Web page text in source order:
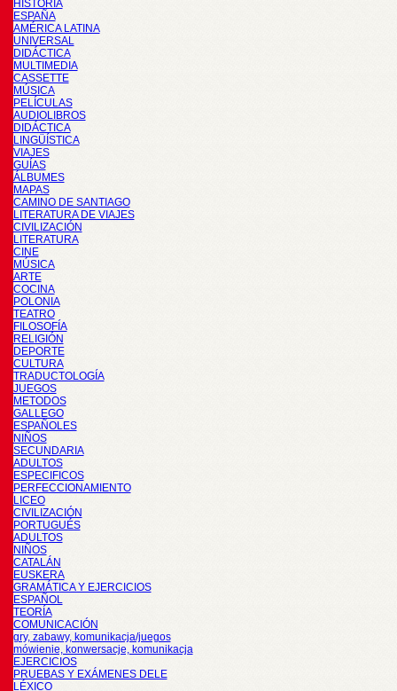
HISTORIA
ESPAÑA
AMÉRICA LATINA
UNIVERSAL
DIDÁCTICA
MULTIMEDIA
CASSETTE
MÚSICA
PELÍCULAS
AUDIOLIBROS
DIDÁCTICA
LINGÜÍSTICA
VIAJES
GUÍAS
ÁLBUMES
MAPAS
CAMINO DE SANTIAGO
LITERATURA DE VIAJES
CIVILIZACIÓN
LITERATURA
CINE
MÚSICA
ARTE
COCINA
POLONIA
TEATRO
FILOSOFÍA
RELIGIÓN
DEPORTE
CULTURA
TRADUCTOLOGÍA
JUEGOS
METODOS
GALLEGO
ESPAÑOLES
NIÑOS
SECUNDARIA
ADULTOS
ESPECIFICOS
PERFECCIONAMIENTO
LICEO
CIVILIZACIÓN
PORTUGUÉS
ADULTOS
NIÑOS
CATALÁN
EUSKERA
GRAMÁTICA Y EJERCICIOS
ESPAÑOL
TEORÍA
COMUNICACIÓN
gry, zabawy, komunikacja/juegos
mówienie, konwersacje, komunikacja
EJERCICIOS
PRUEBAS Y EXÁMENES DELE
LÉXICO